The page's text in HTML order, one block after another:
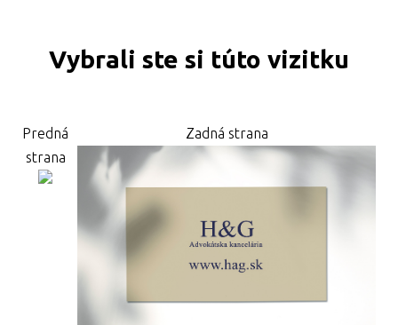
Vybrali ste si túto vizitku
Predná
strana
Zadná strana